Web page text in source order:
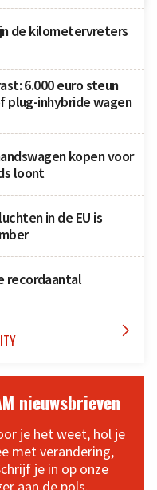
de kilometervreters
6.000 euro steun
plug-inhybride wagen
kopen voor
loont
in de EU is
recordaantal

nieuwsbrieven
je het weet, hol je
met verandering,
je in op onze